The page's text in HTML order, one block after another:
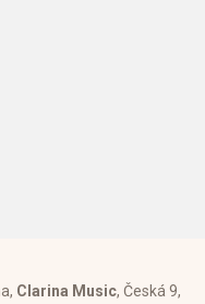
Clarina Music, Česká 9,